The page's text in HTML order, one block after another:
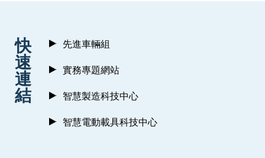
快
速
連
結
先進車輛組
實務專題網站
智慧製造科技中心
智慧電動載具科技中心